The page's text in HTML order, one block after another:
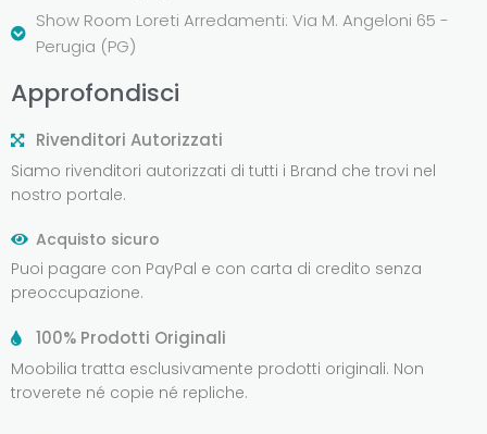
Show Room Loreti Arredamenti: Via M. Angeloni 65 -
Perugia (PG)
Approfondisci
Rivenditori Autorizzati
Siamo rivenditori autorizzati di tutti i Brand che trovi nel
nostro portale.
Acquisto sicuro
Puoi pagare con PayPal e con carta di credito senza
preoccupazione.
100% Prodotti Originali
Moobilia tratta esclusivamente prodotti originali. Non
troverete né copie né repliche.